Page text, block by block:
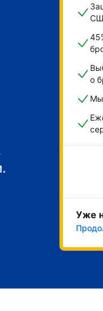
о
Мы
Уже